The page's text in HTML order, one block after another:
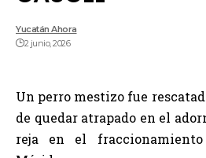
Yucatán Ahora
2 junio, 2026
Un perro mestizo fue
de quedar atrapado en el
reja en el fraccionamiento